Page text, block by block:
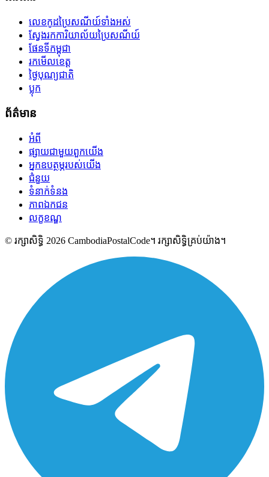
លេខកូដប្រៃសណីយ៍ទាំងអស់
ស្វែងរកការិយាល័យប្រៃសណីយ៍
ផែនទីកម្ពុជា
រកមើលខេត្ត
ថ្ងៃបុណ្យជាតិ
ប្លុក
ព័ត៌មាន
អំពី
ផ្សាយជាមួយពួកយើង
អ្នកឧបត្ថម្ភរបស់យើង
ជំនួយ
ទំនាក់ទំនង
ភាពឯកជន
លក្ខខណ្ឌ
© រក្សាសិទ្ធិ 2026 CambodiaPostalCode។ រក្សាសិទ្ធិគ្រប់យ៉ាង។